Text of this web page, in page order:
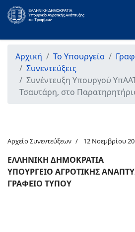
Αρχική Το Υπουργείο
Συνεντεύξεις
Συνέντευξη Υπουργού
Τσαυτάρη, στο
Αρχείο Συνεντεύξεων 12 Νοεμβρίου
ΕΛΛΗΝΙΚΗ ΔΗΜΟΚΡΑΤΙΑ
ΥΠΟΥΡΓΕΙΟ ΑΓΡΟΤΙΚΗΣ
ΓΡΑΦΕΙΟ ΤΥΠΟΥ